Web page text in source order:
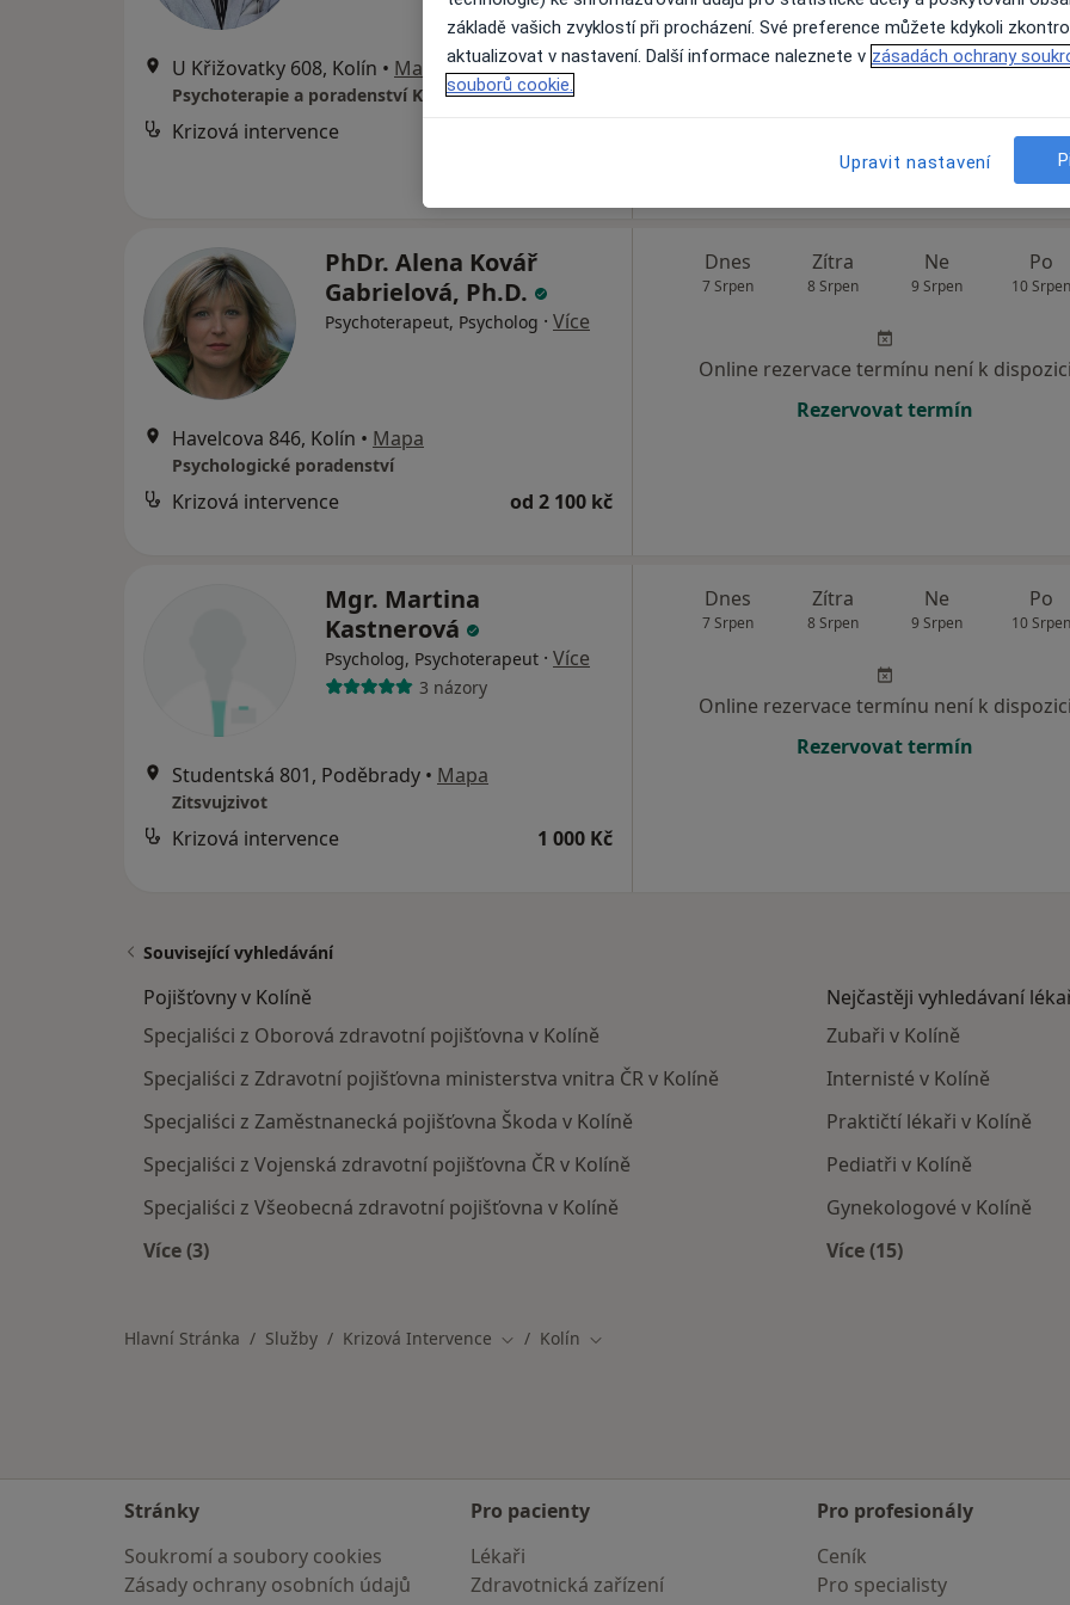
U Křižovatky 608, Kolín • Mapa
Psychoterapie a poradenství Kolín
Krizová intervence
Rezervovat termín
PhDr. Alena Kovář
Gabrielová, Ph.D.
Psychoterapeut, Psycholog · Více
Havelcova 846, Kolín • Mapa
Psychologické poradenství
Krizová intervence od 2 100 kč
Dnes
7 Srpen
Zítra
8 Srpen
Ne
9 Srpen
Po
10 Srpen
Online rezervace termínu není k dispozici
Rezervovat termín
Mgr. Martina
Kastnerová
Psycholog, Psychoterapeut · Více
3 názory
Studentská 801, Poděbrady • Mapa
Zitsvujzivot
Krizová intervence 1 000 Kč
Dnes
7 Srpen
Zítra
8 Srpen
Ne
9 Srpen
Po
10 Srpen
Online rezervace termínu není k dispozici
Rezervovat termín
Související vyhledávání
Pojišťovny v Kolíně
Specjaliści z Oborová zdravotní pojišťovna v Kolíně
Specjaliści z Zdravotní pojišťovna ministerstva vnitra ČR v Kolíně
Specjaliści z Zaměstnanecká pojišťovna Škoda v Kolíně
Specjaliści z Vojenská zdravotní pojišťovna ČR v Kolíně
Specjaliści z Všeobecná zdravotní pojišťovna v Kolíně
Více (3)
Nejčastěji vyhledávaní
Zubaři v Kolíně
Internisté v Kolíně
Praktičtí lékaři v Kolíně
Pediatři v Kolíně
Gynekologové v Kolíně
Více (15)
Hlavní Stránka Služby Krizová Intervence Změna města
Kolín Změna města
Stránky
Soukromí a soubory cookies
Zásady ochrany osobních údajů
Pro pacienty
Lékaři
Zdravotnická zařízení
Pro profesionály
Ceník
Pro specialisty
základě vašich zvyklostí při procházení. Své preference můžete kdykoli
aktualizovat v nastavení. Další informace naleznete v zásadách ochrany
souborů cookie.
Upravit nastavení